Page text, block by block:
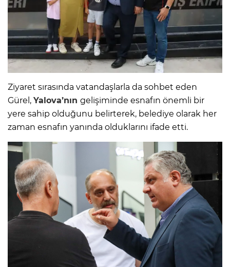
Ziyaret sırasında vatandaşlarla da sohbet eden
Gürel, Yalova’nın gelişiminde esnafın önemli bir
yere sahip olduğunu belirterek, belediye olarak her
zaman esnafın yanında olduklarını ifade etti.